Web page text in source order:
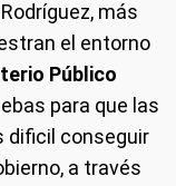
más
el entorno
Público
para que las
dificil conseguir
a través